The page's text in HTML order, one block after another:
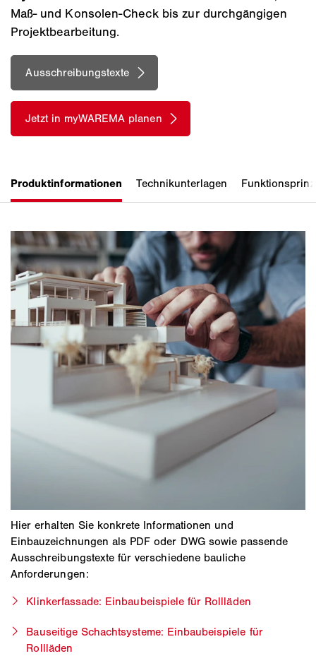
Maß- und Konsolen-Check bis zur durchgängigen
Projektbearbeitung.
Hier erhalten Sie konkrete Informationen und
Einbauzeichnungen als PDF oder DWG sowie passende
Ausschreibungstexte für verschiedene bauliche
Anforderungen:
Klinkerfassade: Einbaubeispiele für Rollläden
Bauseitige Schachtsysteme: Einbaubeispiele für
Rollläden